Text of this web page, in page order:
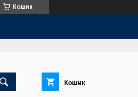
Кошик
Кошик